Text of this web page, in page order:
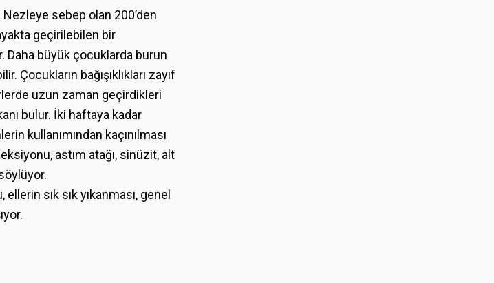
sebep olan 200’den
geçirilebilen bir
Daha büyük çocuklarda burun
Çocukların bağışıklıkları zayıf
uzun zaman geçirdikleri
bulur. İki haftaya kadar
kullanımından kaçınılması
astım atağı, sinüzit, alt
sık sık yıkanması, genel